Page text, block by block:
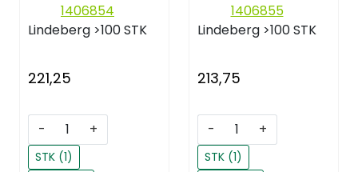
1406854
Lindeberg >100 STK
221,25
- +
STK (1)
1406855
Lindeberg >100 STK
213,75
- +
STK (1)